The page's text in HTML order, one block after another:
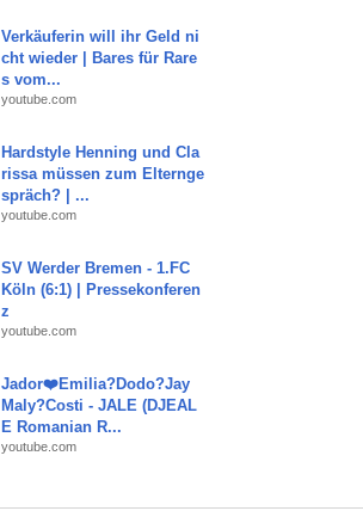
Verkäuferin will ihr Geld ni
cht wieder | Bares für Rare
s vom...
youtube.com
Hardstyle Henning und Cla
rissa müssen zum Elternge
spräch? | ...
youtube.com
SV Werder Bremen - 1.FC
Köln (6:1) | Pressekonferen
z
youtube.com
Jador❤️Emilia?Dodo?Jay
Maly?Costi - JALE (DJEAL
E Romanian R...
youtube.com